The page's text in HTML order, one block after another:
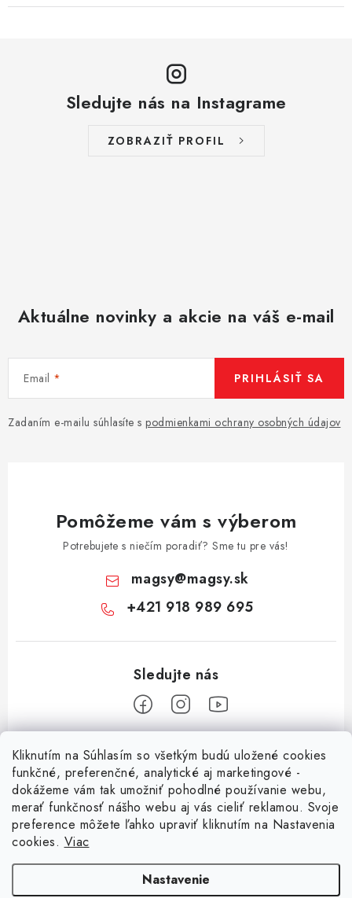
Kliknutím na Súhlasím so všetkým budú uložené cookies
funkčné, preferenčné, analytické aj marketingové -
dokážeme vám tak umožniť pohodlné používanie webu,
merať funkčnosť nášho webu aj vás cieliť reklamou. Svoje
preference môžete ľahko upraviť kliknutím na Nastavenia
cookies. Viac
Nastavenie
Sledujte nás na Instagrame
ZOBRAZIŤ PROFIL
Aktuálne novinky a akcie na váš e-mail
Email
Zadaním e-mailu súhlasíte s podmienkami ochrany osobných údajov
PRIHLÁSIŤ SA
Pomôžeme vám s výberom
Potrebujete s niečím poradiť? Sme tu pre vás!
magsy@magsy.sk
+421 918 989 695
Informácie pre vás
O nás
Obchodné podmienky
Facebook